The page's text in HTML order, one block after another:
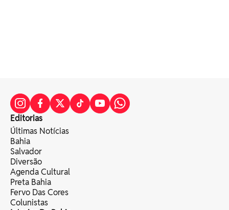
Editorias
Últimas Notícias
Bahia
Salvador
Diversão
Agenda Cultural
Preta Bahia
Fervo Das Cores
Colunistas